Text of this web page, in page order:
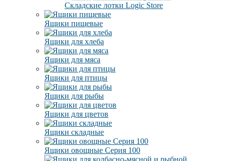
Складские лотки Logic Store
Ящики пищевые
Ящики для хлеба
Ящики для мяса
Ящики для птицы
Ящики для рыбы
Ящики для цветов
Ящики складные
Ящики овощные Серия 100